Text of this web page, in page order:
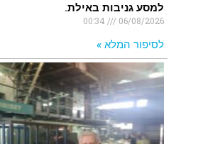
למסע גניבות באילת.
06/08/2026
לסיפור המלא »